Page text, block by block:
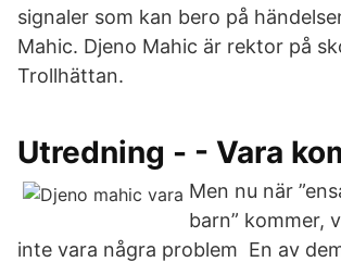
signaler som kan bero på
Mahic. Djeno Mahic är rektor på
Trollhättan.
Utredning - - Vara
Men nu när
barn” kommer,
inte vara några problem En av